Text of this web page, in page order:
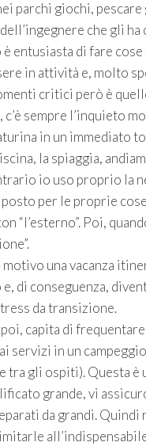
parchi giochi,
che gli
entusiasta di fare
in attività e, molto
critici però è
c’è sempre l’inquieto
in un immediato
la spiaggia,
io uso proprio la
per le proprie
“l’esterno”. Poi,
una vacanza
di conseguenza,
da transizione.
poi, capita di
servizi in un
tra gli ospiti). Questa
grande, vi
da grandi. Quindi